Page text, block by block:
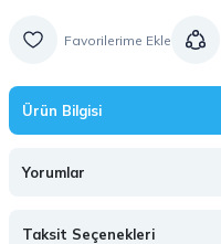
Ürün Bilgisi
Yorumlar
Taksit Seçenekleri